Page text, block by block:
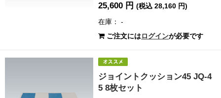
25,600 円(税込 28,160 円)
在庫： -
ご注文にはログインが必要です
ジョイントクッション45 JQ-4
5 8枚セット